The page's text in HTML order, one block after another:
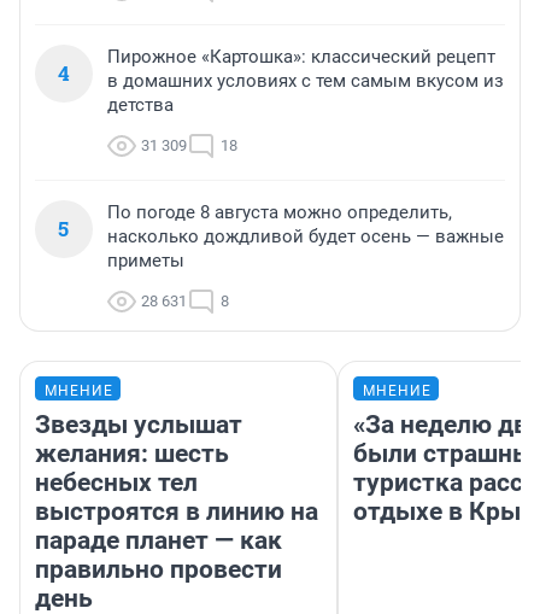
4
Пирожное «Картошка»: классический рецепт
в домашних условиях с тем самым вкусом из
детства
31 309 18
5
По погоде 8 августа можно определить,
насколько дождливой будет осень — важные
приметы
28 631 8
МНЕНИЕ
Звезды услышат
желания: шесть
небесных тел
выстроятся в линию на
параде планет — как
правильно провести
день
МНЕНИЕ
«За неделю
были
туристка
отдыхе в